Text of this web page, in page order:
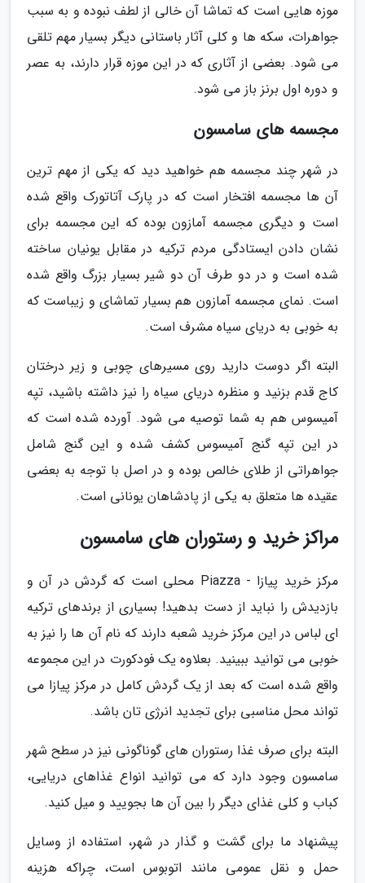
موزه هایی است که تماشا آن خالی از لطف نبوده و به سبب
جواهرات، سکه ها و کلی آثار باستانی دیگر بسیار مهم تلقی
می شود. بعضی از آثاری که در این موزه قرار دارند، به عصر
و دوره اول برنز باز می شود.
مجسمه های سامسون
در شهر چند مجسمه هم خواهید دید که یکی از مهم ترین
آن ها مجسمه افتخار است که در پارک آتاتورک واقع شده
است و دیگری مجسمه آمازون بوده که این مجسمه برای
نشان دادن ایستادگی مردم ترکیه در مقابل یونیان ساخته
شده است و در دو طرف آن دو شیر بسیار بزرگ واقع شده
است. نمای مجسمه آمازون هم بسیار تماشای و زیباست که
به خوبی به دریای سیاه مشرف است.
البته اگر دوست دارید روی مسیرهای چوبی و زیر درختان
کاج قدم بزنید و منظره دریای سیاه را نیز داشته باشید، تپه
آمیسوس هم به شما توصیه می شود. آورده شده است که
در این تپه گنج آمیسوس کشف شده و این گنج شامل
جواهراتی از طلای خالص بوده و در اصل با توجه به بعضی
عقیده ها متعلق به یکی از پادشاهان یونانی است.
مراکز خرید و رستوران های سامسون
مرکز خرید پیازا - Piazza محلی است که گردش در آن و
بازدیدش را نباید از دست بدهید! بسیاری از برندهای ترکیه
ای لباس در این مرکز خرید شعبه دارند که نام آن ها را نیز به
خوبی می توانید ببینید. بعلاوه یک فودکورت در این مجموعه
واقع شده است که بعد از یک گردش کامل در مرکز پیازا می
تواند محل مناسبی برای تجدید انرژی تان باشد.
البته برای صرف غذا رستوران های گوناگونی نیز در سطح شهر
سامسون وجود دارد که می توانید انواع غذاهای دریایی،
کباب و کلی غذای دیگر را بین آن ها بجویید و میل کنید.
پیشنهاد ما برای گشت و گذار در شهر، استفاده از وسایل
حمل و نقل عمومی مانند اتوبوس است، چراکه هزینه